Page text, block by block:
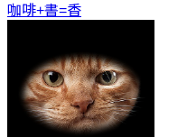
咖啡+書=香